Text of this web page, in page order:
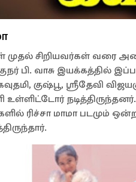
முதல் சிறியவர்கள் வரை
பி. வாசு இயக்கத்தில்
குஷ்பூ, ஸ்ரீதேவி
உள்ளிட்டோர்
ரிச்சா மாமா படமும்